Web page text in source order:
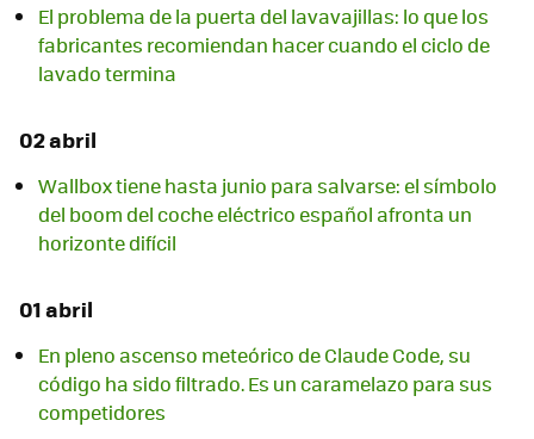
El problema de la puerta del lavavajillas: lo que los
fabricantes recomiendan hacer cuando el ciclo de
lavado termina
02 abril
Wallbox tiene hasta junio para salvarse: el símbolo
del boom del coche eléctrico español afronta un
horizonte difícil
01 abril
En pleno ascenso meteórico de Claude Code, su
código ha sido filtrado. Es un caramelazo para sus
competidores